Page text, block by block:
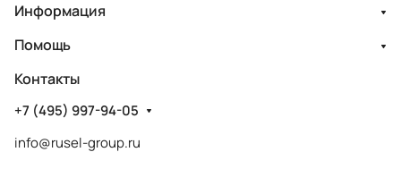
Информация
Помощь
Контакты
+7 (495) 997-94-05
info@rusel-group.ru